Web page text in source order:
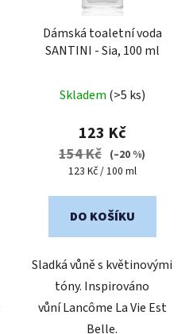
Dámská toaletní voda
SANTINI - Sia, 100 ml
hodnocení
produktu
je
4,7
5
Skladem (>5 ks)
123 Kč
154 Kč (–20 %)
Měrná
123 Kč / 100 ml
DO KOŠÍKU
Sladká vůně s květinovými
tóny. Inspirováno
vůní Lancôme La Vie Est
Belle.